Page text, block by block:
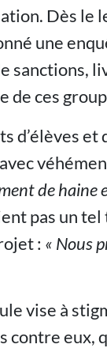
Dès le
une
sanctions,
de ces
d’élèves et
de haine
pas un
: « Nous
vise à
eux,